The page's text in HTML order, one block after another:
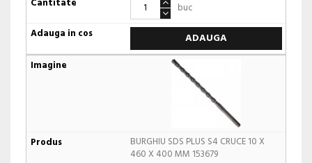
buc
ADAUGA
BURGHIU SDS PLUS S4 CRUCE 10 X
460 X 400 MM 153679